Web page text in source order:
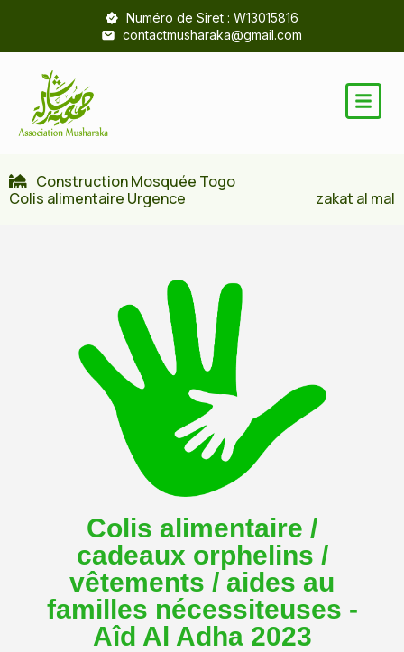
Numéro de Siret : W13015816
contactmusharaka@gmail.com
Construction Mosquée Togo
Colis alimentaire Urgence
zakat al mal
Colis alimentaire /
cadeaux orphelins /
vêtements / aides au
familles nécessiteuses -
Aîd Al Adha 2023